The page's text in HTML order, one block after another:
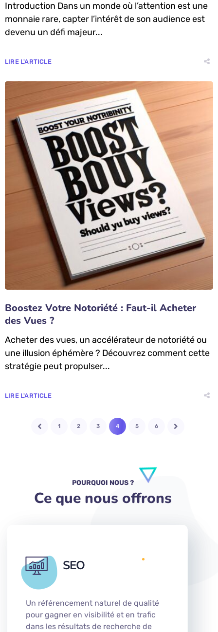
Introduction Dans un monde où l’attention est une
monnaie rare, capter l’intérêt de son audience est
devenu un défi majeur...
LIRE L'ARTICLE
Boostez Votre Notoriété : Faut-il Acheter
des Vues ?
Acheter des vues, un accélérateur de notoriété ou
une illusion éphémère ? Découvrez comment cette
stratégie peut propulser...
LIRE L'ARTICLE
1 2 3 4 5 6
POURQUOI NOUS ?
Ce que nous offrons
SEO
Un référencement naturel de qualité
pour gagner en visibilité et en trafic
dans les résultats de recherche de